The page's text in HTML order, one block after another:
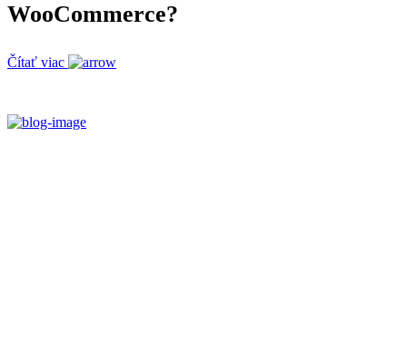
WooCommerce?
Čítať viac